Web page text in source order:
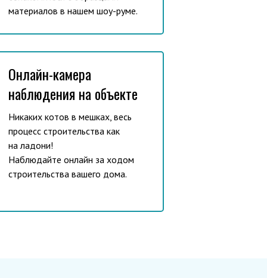
материалов в нашем шоу-руме.
Онлайн-камера
наблюдения на объекте
Никаких котов в мешках, весь
процесс строительства как
на ладони!
Наблюдайте онлайн за ходом
строительства вашего дома.